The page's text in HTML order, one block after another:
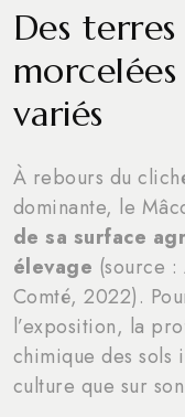
Des
variés
À rebours du
dominante, le
de sa surface
élevage (source :
Comté, 2022).
l’exposition, la
chimique des sols
culture que sur